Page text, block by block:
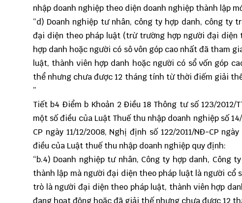
nhập doanh nghiệp theo diện doanh nghiệp thành lập
“d) Doanh nghiệp tư nhân, công ty hợp danh, công ty
đại diện theo pháp luật (trừ trường hợp người đại diện
hợp danh hoặc người có sô vôn góp cao nhất đã tham
luật, thành viên hợp danh hoặc người có sổ vốn góp
thể nhưng chưa được 12 tháng tính từ thời điếm giải
”
Tiết b4 Điểm b Khoản 2 Điều 18 Thông tư số 123/
một số điều của Luật Thuế thu nhập doanh nghiệp số
CP ngày 11/12/2008, Nghị định số 122/2011/NĐ-CP
điều của Luật thuế thu nhập doanh nghiệp quy định:
“b.4) Doanh nghiệp tư nhân, Công ty hợp danh, Công
thành lập mà người đại diện theo pháp luật là người cổ
trò là người đại diện theo pháp luật, thành viên hợp
đang hoạt động hoặc đã giải thế nhưng chưa được 12